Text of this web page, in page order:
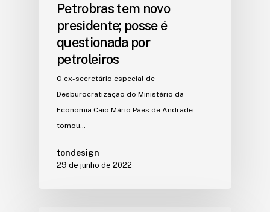
Petrobras tem novo
presidente; posse é
questionada por
petroleiros
O ex-secretário especial de
Desburocratização do Ministério da
Economia Caio Mário Paes de Andrade
tomou…
tondesign
29 de junho de 2022